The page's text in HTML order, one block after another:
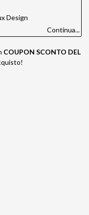
Design
Continua...
COUPON SCONTO DEL